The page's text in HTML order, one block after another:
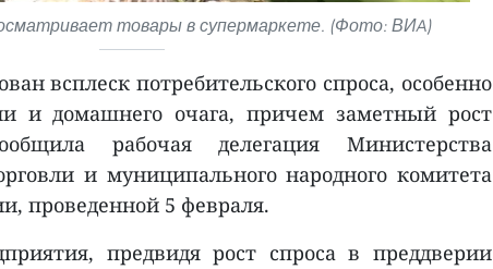
товары в супермаркете. (Фото: ВИA)
всплеск потребительского спроса, особенно
и домашнего очага, причем заметный рост
рабочая делегация Министерства
и муниципального народного комитета
проведенной 5 февраля.
предвидя рост спроса в преддверии